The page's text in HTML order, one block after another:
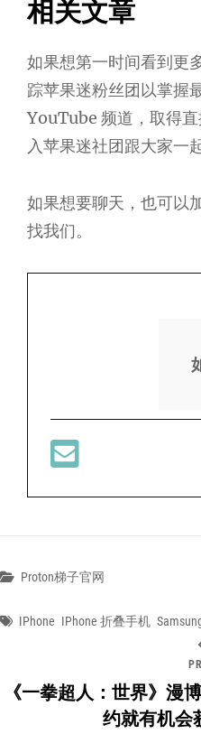
相关文章
如果想第一时间看到更
踪苹果迷粉丝团以掌握
YouTube 频道，取得
入苹果迷社团跟大家一
如果想要聊天，也可以
找我们。
Categories
Proton梯子官网
Tags
IPhone IPhone 折叠手机
章《一拳超人：世界》漫
约就有机会